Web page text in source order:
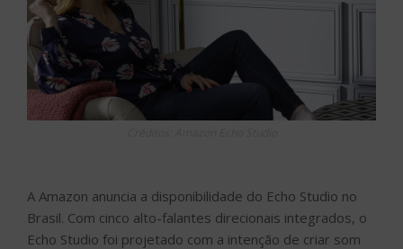
A Amazon anuncia a disponibilidade do Echo Studio no
Brasil. Com cinco alto-falantes direcionais integrados, o
Echo Studio foi projetado com a intenção de criar som